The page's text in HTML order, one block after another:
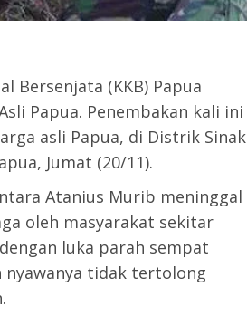
Bersenjata (KKB) Papua
Papua. Penembakan kali ini
asli Papua, di Distrik Sinak
Jumat (20/11).
Atanius Murib meninggal
oleh masyarakat sekitar
luka parah sempat
nyawanya tidak tertolong